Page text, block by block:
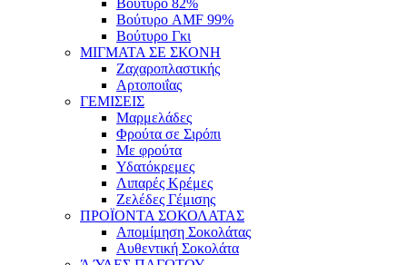
Βούτυρο 82%
Βούτυρο AMF 99%
Βούτυρο Γκι
ΜΙΓΜΑΤΑ ΣΕ ΣΚΟΝΗ
Ζαχαροπλαστικής
Αρτοποιΐας
ΓΕΜΙΣΕΙΣ
Μαρμελάδες
Φρούτα σε Σιρόπι
Με φρούτα
Υδατόκρεμες
Λιπαρές Κρέμες
Ζελέδες Γέμισης
ΠΡΟΪΟΝΤΑ ΣΟΚΟΛΑΤΑΣ
Απομίμηση Σοκολάτας
Αυθεντική Σοκολάτα